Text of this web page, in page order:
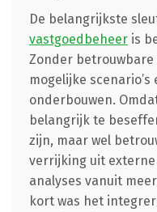
De belangrijkste
vastgoedbeheeris
Zonder
mogelijke
onderbouwen.
belangrijk te
zijn, maar wel
verrijking uit
analyses vanuit
kort was het